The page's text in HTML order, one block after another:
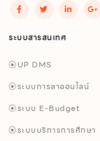
ระบบสารสนเทศ
UP DMS
ระบบการลาออนไลน์
ระบบ E-Budget
ระบบบริการการศึกษา